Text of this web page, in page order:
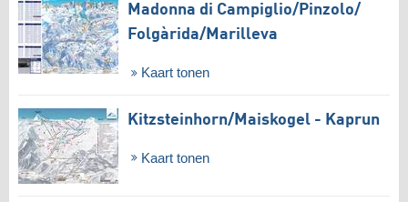
Madonna di Campiglio/​Pinzolo/​
Folgàrida/​Marilleva
Kaart tonen
Kitzsteinhorn/​Maiskogel - Kaprun
Kaart tonen